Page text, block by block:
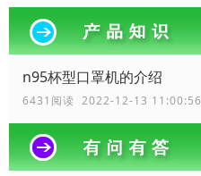
n95杯型口罩机的介绍
6431阅读 2022-12-13 11:00:56